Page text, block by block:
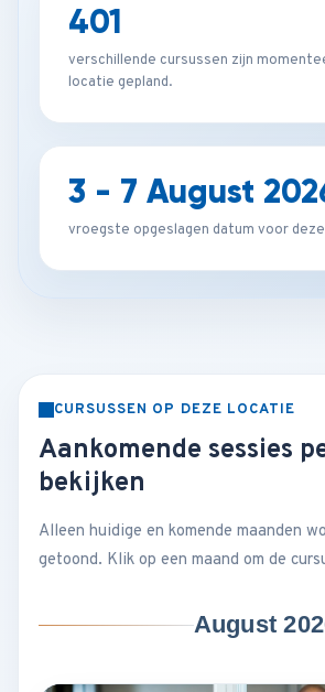
401
verschillende cursussen zijn
locatie gepland.
3 - 7 August
vroegste opgeslagen datum voor
CURSUSSEN OP DEZE LOCATIE
Aankomende sessies
bekijken
Alleen huidige en komende maanden
getoond. Klik op een maand om de
August